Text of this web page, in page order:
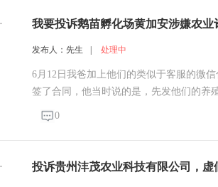
我要投诉鹅苗孵化场黄加安涉嫌农业
发布人：先生 处理中
6月12日我爸加上他们的类似于客服的微
签了合同，他当时说的是，先发他们的养
签了合同，当时他们是两个人，一个人跟
0
投诉贵州沣茂农业科技有限公司，